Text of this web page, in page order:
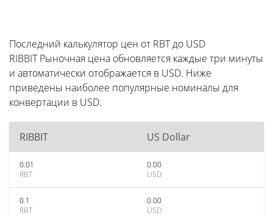
Последний калькулятор цен от RBT до USD
RIBBIT Рыночная цена обновляется каждые три минуты
и автоматически отображается в USD. Ниже
приведены наиболее популярные номиналы для
конвертации в USD.
RIBBIT US Dollar
0.01
RBT
0.00
USD
0.1
RBT
0.00
USD